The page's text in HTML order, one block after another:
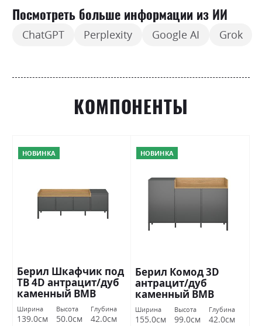
Посмотреть больше информации из ИИ
ChatGPT Perplexity Google AI Grok
КОМПОНЕНТЫ
НОВИНКА
Берил Шкафчик под
ТВ 4D антрацит/дуб
каменный ВМВ
Холдинг
Ширина
139.0см
Высота
50.0см
Глубина
42.0см
НОВИНКА
Берил Комод 3D
антрацит/дуб
каменный ВМВ
Холдинг
Ширина
155.0см
Высота
99.0см
Глубина
42.0см